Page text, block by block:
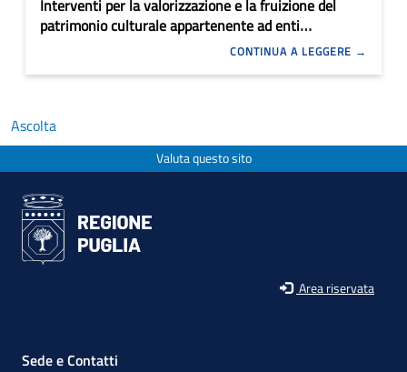
Interventi per la valorizzazione e la fruizione del
patrimonio culturale appartenente ad enti
CONTINUA A LEGGERE
Ascolta
Valuta questo sito
Area riservata
Sede e Contatti